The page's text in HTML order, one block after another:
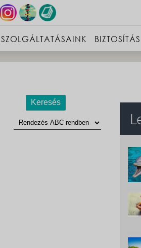
SZOLGÁLTATÁSAINK BIZTOSÍTÁS
Keresés